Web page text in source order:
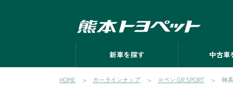
新車を探す 中古車
HOME カーラインナップ コペン GR SPORT 特長